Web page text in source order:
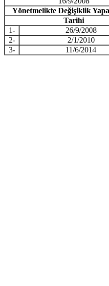
Yönetmelikte Değişiklik
Tarihi
1-
26/9/2008
2-
2/1/2010
3-
11/6/2014